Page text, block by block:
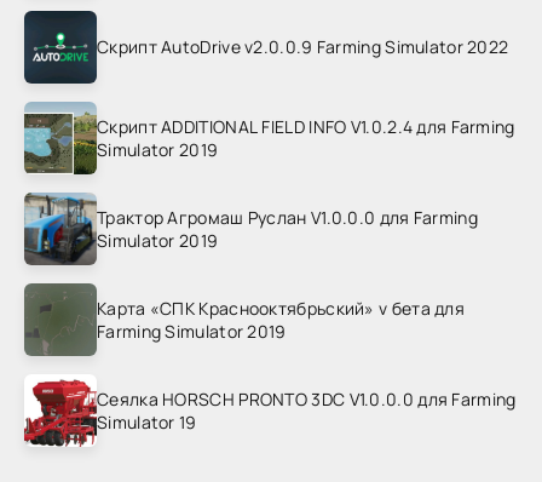
Скрипт AutoDrive v2.0.0.9 Farming Simulator 2022
Скрипт ADDITIONAL FIELD INFO V1.0.2.4 для Farming
Simulator 2019
Трактор Агромаш Руслан V1.0.0.0 для Farming
Simulator 2019
Карта «СПК Краснооктябрьский» v бета для
Farming Simulator 2019
Сеялка HORSCH PRONTO 3DC V1.0.0.0 для Farming
Simulator 19